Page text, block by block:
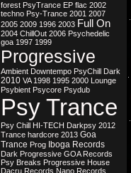
forest PsyTrance EP flac 2002
techno Psy-Trance 2001 2007
2005 2009 1996 2003 Full On
2004 ChillOut 2006 Psychedelic
goa 1997 1999
Progressive
Ambient Downtempo PsyChill Dark
2010 VA 1998 1995 2000 Lounge
Psybient Psycore Psydub
Psy Trance
Psy Chill HI-TECH Darkpsy 2012
Trance hardcore 2013 Goa
Trance Prog Iboga Records
Dark Progressive GOA Records
Psy Breaks Progressive House
Dacru Records Nano Records